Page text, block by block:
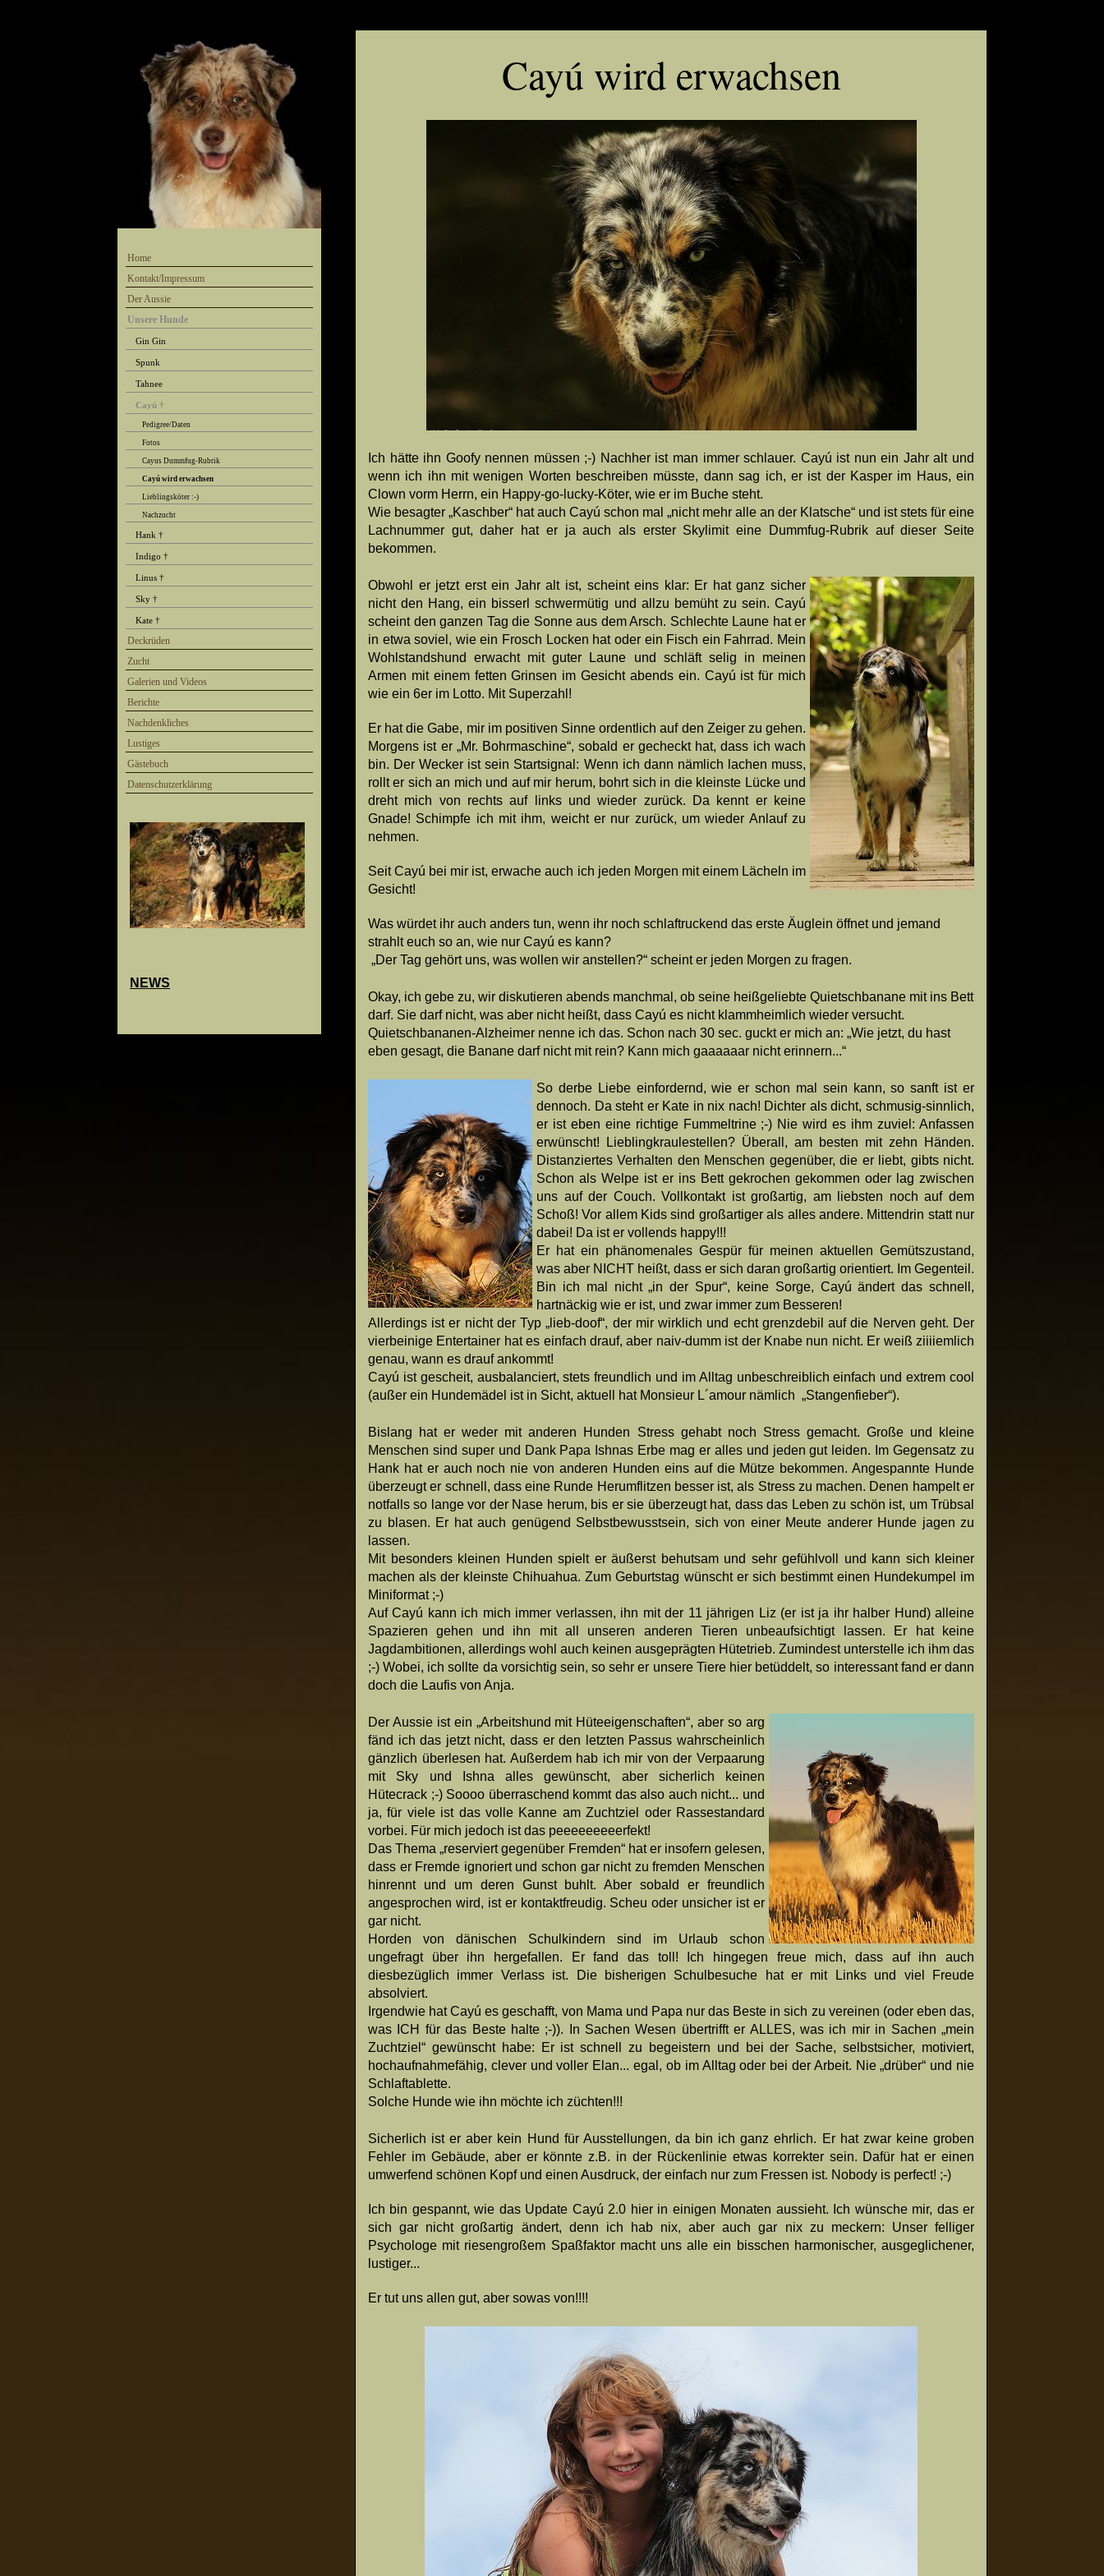
Home
Kontakt/Impressum
Der Aussie
Unsere Hunde
Gin Gin
Spunk
Tahnee
Cayú †
Pedigree/Daten
Fotos
Cayus Dummfug-Rubrik
Cayú wird erwachsen
Lieblingsköter :-)
Nachzucht
Hank †
Indigo †
Linus †
Sky †
Kate †
Deckrüden
Zucht
Galerien und Videos
Berichte
Nachdenkliches
Lustiges
Gästebuch
Datenschutzerklärung
NEWS
Cayú wird erwachsen
Ich hätte ihn Goofy nennen müssen ;-) Nachher ist man immer schlauer. Cayú ist nun ein Jahr alt und
wenn ich ihn mit wenigen Worten beschreiben müsste, dann sag ich, er ist der Kasper im Haus, ein
Clown vorm Herrn, ein Happy-go-lucky-Köter, wie er im Buche steht.
Wie besagter „Kaschber“ hat auch Cayú schon mal „nicht mehr alle an der Klatsche“ und ist stets für eine
Lachnummer gut, daher hat er ja auch als erster Skylimit eine Dummfug-Rubrik auf dieser Seite
bekommen.
Obwohl er jetzt erst ein Jahr alt ist, scheint eins klar: Er hat ganz sicher
nicht den Hang, ein bisserl schwermütig und allzu bemüht zu sein. Cayú
scheint den ganzen Tag die Sonne aus dem Arsch. Schlechte Laune hat er
in etwa soviel, wie ein Frosch Locken hat oder ein Fisch ein Fahrrad. Mein
Wohlstandshund erwacht mit guter Laune und schläft selig in meinen
Armen mit einem fetten Grinsen im Gesicht abends ein. Cayú ist für mich
wie ein 6er im Lotto. Mit Superzahl!
Er hat die Gabe, mir im positiven Sinne ordentlich auf den Zeiger zu gehen.
Morgens ist er „Mr. Bohrmaschine“, sobald er gecheckt hat, dass ich wach
bin. Der Wecker ist sein Startsignal: Wenn ich dann nämlich lachen muss,
rollt er sich an mich und auf mir herum, bohrt sich in die kleinste Lücke und
dreht mich von rechts auf links und wieder zurück. Da kennt er keine
Gnade! Schimpfe ich mit ihm, weicht er nur zurück, um wieder Anlauf zu
nehmen.
Seit Cayú bei mir ist, erwache auch ich jeden Morgen mit einem Lächeln im
Gesicht!
Was würdet ihr auch anders tun, wenn ihr noch schlaftruckend das erste Äuglein öffnet und jemand
strahlt euch so an, wie nur Cayú es kann?
„Der Tag gehört uns, was wollen wir anstellen?“ scheint er jeden Morgen zu fragen.
Okay, ich gebe zu, wir diskutieren abends manchmal, ob seine heißgeliebte Quietschbanane mit ins Bett
darf. Sie darf nicht, was aber nicht heißt, dass Cayú es nicht klammheimlich wieder versucht.
Quietschbananen-Alzheimer nenne ich das. Schon nach 30 sec. guckt er mich an: „Wie jetzt, du hast
eben gesagt, die Banane darf nicht mit rein? Kann mich gaaaaaar nicht erinnern...“
So derbe Liebe einfordernd, wie er schon mal sein kann, so sanft ist er
dennoch. Da steht er Kate in nix nach! Dichter als dicht, schmusig-sinnlich,
er ist eben eine richtige Fummeltrine ;-) Nie wird es ihm zuviel: Anfassen
erwünscht! Lieblingkraulestellen? Überall, am besten mit zehn Händen.
Distanziertes Verhalten den Menschen gegenüber, die er liebt, gibts nicht.
Schon als Welpe ist er ins Bett gekrochen gekommen oder lag zwischen
uns auf der Couch. Vollkontakt ist großartig, am liebsten noch auf dem
Schoß! Vor allem Kids sind großartiger als alles andere. Mittendrin statt nur
dabei! Da ist er vollends happy!!!
Er hat ein phänomenales Gespür für meinen aktuellen Gemütszustand,
was aber NICHT heißt, dass er sich daran großartig orientiert. Im Gegenteil.
Bin ich mal nicht „in der Spur“, keine Sorge, Cayú ändert das schnell,
hartnäckig wie er ist, und zwar immer zum Besseren!
Allerdings ist er nicht der Typ „lieb-doof“, der mir wirklich und echt grenzdebil auf die Nerven geht. Der
vierbeinige Entertainer hat es einfach drauf, aber naiv-dumm ist der Knabe nun nicht. Er weiß ziiiiemlich
genau, wann es drauf ankommt!
Cayú ist gescheit, ausbalanciert, stets freundlich und im Alltag unbeschreiblich einfach und extrem cool
(außer ein Hundemädel ist in Sicht, aktuell hat Monsieur L´amour nämlich „Stangenfieber“).
Bislang hat er weder mit anderen Hunden Stress gehabt noch Stress gemacht. Große und kleine
Menschen sind super und Dank Papa Ishnas Erbe mag er alles und jeden gut leiden. Im Gegensatz zu
Hank hat er auch noch nie von anderen Hunden eins auf die Mütze bekommen. Angespannte Hunde
überzeugt er schnell, dass eine Runde Herumflitzen besser ist, als Stress zu machen. Denen hampelt er
notfalls so lange vor der Nase herum, bis er sie überzeugt hat, dass das Leben zu schön ist, um Trübsal
zu blasen. Er hat auch genügend Selbstbewusstsein, sich von einer Meute anderer Hunde jagen zu
lassen.
Mit besonders kleinen Hunden spielt er äußerst behutsam und sehr gefühlvoll und kann sich kleiner
machen als der kleinste Chihuahua. Zum Geburtstag wünscht er sich bestimmt einen Hundekumpel im
Miniformat ;-)
Auf Cayú kann ich mich immer verlassen, ihn mit der 11 jährigen Liz (er ist ja ihr halber Hund) alleine
Spazieren gehen und ihn mit all unseren anderen Tieren unbeaufsichtigt lassen. Er hat keine
Jagdambitionen, allerdings wohl auch keinen ausgeprägten Hütetrieb. Zumindest unterstelle ich ihm das
;-) Wobei, ich sollte da vorsichtig sein, so sehr er unsere Tiere hier betüddelt, so interessant fand er dann
doch die Laufis von Anja.
Der Aussie ist ein „Arbeitshund mit Hüteeigenschaften“, aber so arg
fänd ich das jetzt nicht, dass er den letzten Passus wahrscheinlich
gänzlich überlesen hat. Außerdem hab ich mir von der Verpaarung
mit Sky und Ishna alles gewünscht, aber sicherlich keinen
Hütecrack ;-) Soooo überraschend kommt das also auch nicht... und
ja, für viele ist das volle Kanne am Zuchtziel oder Rassestandard
vorbei. Für mich jedoch ist das peeeeeeeeerfekt!
Das Thema „reserviert gegenüber Fremden“ hat er insofern gelesen,
dass er Fremde ignoriert und schon gar nicht zu fremden Menschen
hinrennt und um deren Gunst buhlt. Aber sobald er freundlich
angesprochen wird, ist er kontaktfreudig. Scheu oder unsicher ist er
gar nicht.
Horden von dänischen Schulkindern sind im Urlaub schon
ungefragt über ihn hergefallen. Er fand das toll! Ich hingegen freue mich, dass auf ihn auch
diesbezüglich immer Verlass ist. Die bisherigen Schulbesuche hat er mit Links und viel Freude
absolviert.
Irgendwie hat Cayú es geschafft, von Mama und Papa nur das Beste in sich zu vereinen (oder eben das,
was ICH für das Beste halte ;-)). In Sachen Wesen übertrifft er ALLES, was ich mir in Sachen „mein
Zuchtziel“ gewünscht habe: Er ist schnell zu begeistern und bei der Sache, selbstsicher, motiviert,
hochaufnahmefähig, clever und voller Elan... egal, ob im Alltag oder bei der Arbeit. Nie „drüber“ und nie
Schlaftablette.
Solche Hunde wie ihn möchte ich züchten!!!
Sicherlich ist er aber kein Hund für Ausstellungen, da bin ich ganz ehrlich. Er hat zwar keine groben
Fehler im Gebäude, aber er könnte z.B. in der Rückenlinie etwas korrekter sein. Dafür hat er einen
umwerfend schönen Kopf und einen Ausdruck, der einfach nur zum Fressen ist. Nobody is perfect! ;-)
Ich bin gespannt, wie das Update Cayú 2.0 hier in einigen Monaten aussieht. Ich wünsche mir, das er
sich gar nicht großartig ändert, denn ich hab nix, aber auch gar nix zu meckern: Unser felliger
Psychologe mit riesengroßem Spaßfaktor macht uns alle ein bisschen harmonischer, ausgeglichener,
lustiger...
Er tut uns allen gut, aber sowas von!!!!